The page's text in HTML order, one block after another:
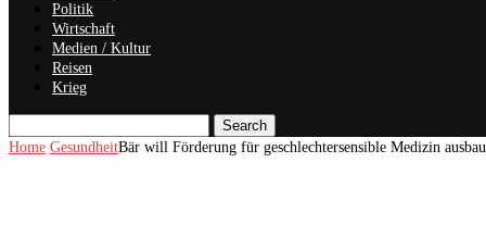
Politik
Wirtschaft
Medien / Kultur
Reisen
Krieg
Search
Home GesundheitBär will Förderung für geschlechtersensible Medizin